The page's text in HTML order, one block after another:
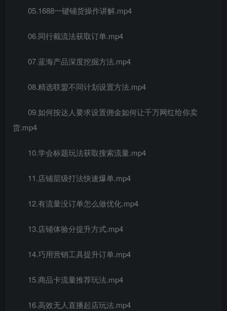
05.1688一键铺货操作讲解.mp4
06.同行截流法获取订单.mp4
07.蓝海产品深度挖掘方法.mp4
08.精选联盟不同计划设置方法.mp4
09.如何按达人要求设置佣金如何让千万网红给你卖
货.mp4
10.学会标题玩法获取搜索流量.mp4
11.店铺层级打法快速爆单.mp4
12.有流量没订单怎么做优化.mp4
13.店铺体验分提升方式.mp4
14.巧用营销工具提升订单.mp4
15.商品卡流量推荐玩法.mp4
16.高效无人直播起店玩法.mp4